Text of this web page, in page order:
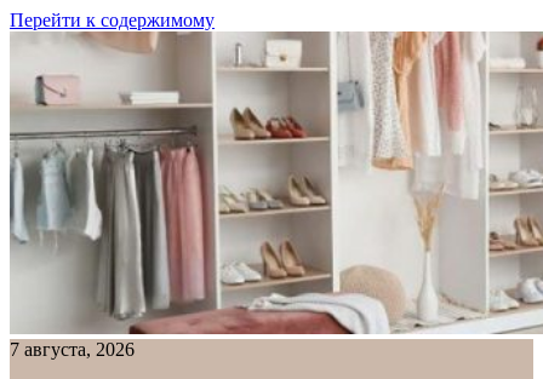
Перейти к содержимому
7 августа, 2026